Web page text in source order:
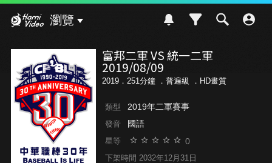
瀏覽
富邦二軍 VS 統一二軍
2019/08/09
2019．251分鐘 ． 普遍級 ．HD畫質
類型 2019年二軍賽事
發音 國語
星等 0
下架時間 2032年12月31日